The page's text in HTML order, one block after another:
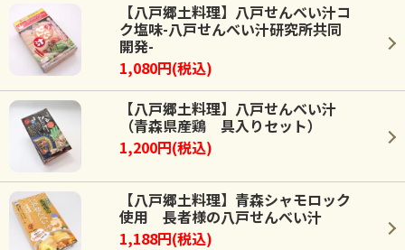
【八戸郷土料理】八戸せんべい汁コ
ク塩味-八戸せんべい汁研究所共同
開発-
1,080円(税込)
【八戸郷土料理】八戸せんべい汁
（青森県産鶏 具入りセット）
1,200円(税込)
【八戸郷土料理】青森シャモロック
使用 長者様の八戸せんべい汁
1,188円(税込)